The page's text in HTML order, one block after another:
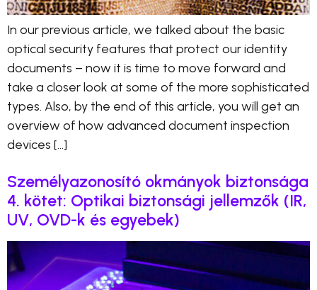
In our previous article, we talked about the basic
optical security features that protect our identity
documents – now it is time to move forward and
take a closer look at some of the more sophisticated
types. Also, by the end of this article, you will get an
overview of how advanced document inspection
devices […]
Személyazonosító okmányok biztonsága
4. kötet: Optikai biztonsági jellemzők (IR,
UV, OVD-k és egyebek)